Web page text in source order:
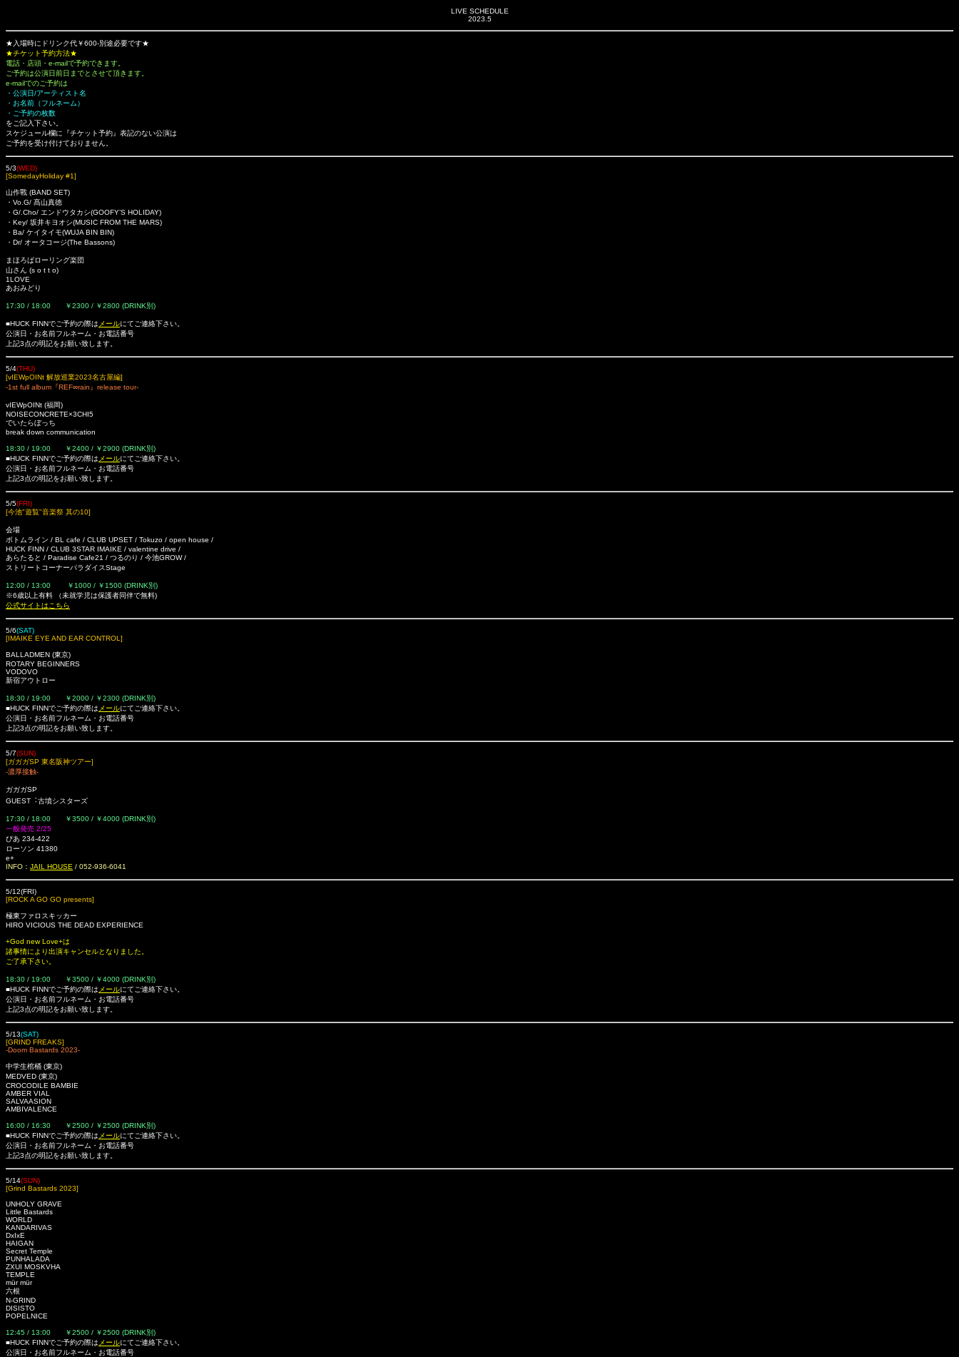
LIVE SCHEDULE
2023. 5
★入場時にドリンク代￥600-別途必要です★
★チケット予約方法★
電話・店頭・e-mailで予約できます。
ご予約は公演日前日までとさせて頂きます。
e-mailでのご予約は
・公演日/アーティスト名
・お名前（フルネーム）
・ご予約の枚数
をご記入下さい。
スケジュール欄に『チケット予約』表記のない公演は
ご予約を受け付けておりません。
5/3(WED)
[SomedayHoliday #1]
山作戰 (BAND SET)
・Vo.G/ 髙山真徳
・G/.Cho/ エンドウタカシ(GOOFY’S HOLIDAY)
・Key/ 坂井キヨオシ(MUSIC FROM THE MARS)
・Ba/ ケイタイモ(WUJA BIN BIN)
・Dr/ オータコージ(The Bassons)
まほろばローリング楽団
山さん (s o t t o)
1LOVE
あおみどり
17:30 / 18:00 ￥2300 / ￥2800 (DRINK別)
■HUCK FINNでご予約の際は メールにてご連絡下さい。
公演日・お名前フルネーム・お電話番号
上記3点の明記をお願い致します。
5/4(THU)
[vIEWpOINt 解放巡業2023名古屋編]
-1st full album『REF∞rain』release tour-
vIEWpOINt (福岡)
NOISECONCRETE×3CHI5
でいたらぼっち
break down communication
18:30 / 19:00 ￥2400 / ￥2900 (DRINK別)
■HUCK FINNでご予約の際は メールにてご連絡下さい。
公演日・お名前フルネーム・お電話番号
上記3点の明記をお願い致します。
5/5(FRI)
[今池"遊覧"音楽祭 其の10]
会場
ボトムライン / BL cafe / CLUB UPSET / Tokuzo / open house /
HUCK FINN / CLUB 3STAR IMAIKE / valentine drive /
あらたると / Paradise Cafe21 / つるのり / 今池GROW /
ストリートコーナーパラダイスStage
12:00 / 13:00 ￥1000 / ￥1500 (DRINK別)
※6歳以上有料 （未就学児は保護者同伴で無料)
公式サイトはこちら
5/6(SAT)
[IMAIKE EYE AND EAR CONTROL]
BALLADMEN (東京)
ROTARY BEGINNERS
VODOVO
新宿アウトロー
18:30 / 19:00 ￥2000 / ￥2300 (DRINK別)
■HUCK FINNでご予約の際は メールにてご連絡下さい。
公演日・お名前フルネーム・お電話番号
上記3点の明記をお願い致します。
5/7(SUN)
[ガガガSP 東名阪神ツアー]
-濃厚接触-
ガガガSP
GUEST︓古墳シスターズ
17:30 / 18:00 ￥3500 / ￥4000 (DRINK別)
一般発売 2/25
ぴあ 234-422
ローソン 41380
e+
INFO： JAIL HOUSE / 052-936-6041
5/12(FRI)
[ROCK A GO GO presents]
極東ファロスキッカー
HIRO VICIOUS THE DEAD EXPERIENCE
+God new Love+は
諸事情により出演キャンセルとなりました。
ご了承下さい。
18:30 / 19:00 ￥3500 / ￥4000 (DRINK別)
■HUCK FINNでご予約の際は メールにてご連絡下さい。
公演日・お名前フルネーム・お電話番号
上記3点の明記をお願い致します。
5/13(SAT)
[GRIND FREAKS]
-Doom Bastards 2023-
中学生棺桶 (東京)
MEDVED (東京)
CROCODILE BAMBIE
AMBER VIAL
SALVAASION
AMBIVALENCE
16:00 / 16:30 ￥2500 / ￥2500 (DRINK別)
■HUCK FINNでご予約の際は メールにてご連絡下さい。
公演日・お名前フルネーム・お電話番号
上記3点の明記をお願い致します。
5/14(SUN)
[Grind Bastards 2023]
UNHOLY GRAVE
Little Bastards
WORLD
KANDARIVAS
DxIxE
HAIGAN
Secret Temple
PUNHALADA
ZXUI MOSKVHA
TEMPLE
mür mür
六根
N-GRIND
DISISTO
POPELNICE
12:45 / 13:00 ￥2500 / ￥2500 (DRINK別)
■HUCK FINNでご予約の際は メールにてご連絡下さい。
公演日・お名前フルネーム・お電話番号